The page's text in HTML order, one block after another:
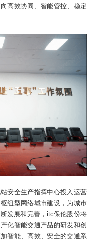
高效协同、智能管控、稳定
安全生产指挥中心投入运营
纽型网络城市建设，为城市
发展和完善，itc保伦股份将
化智能交通产品的研发和创
智能、高效、安全的交通系